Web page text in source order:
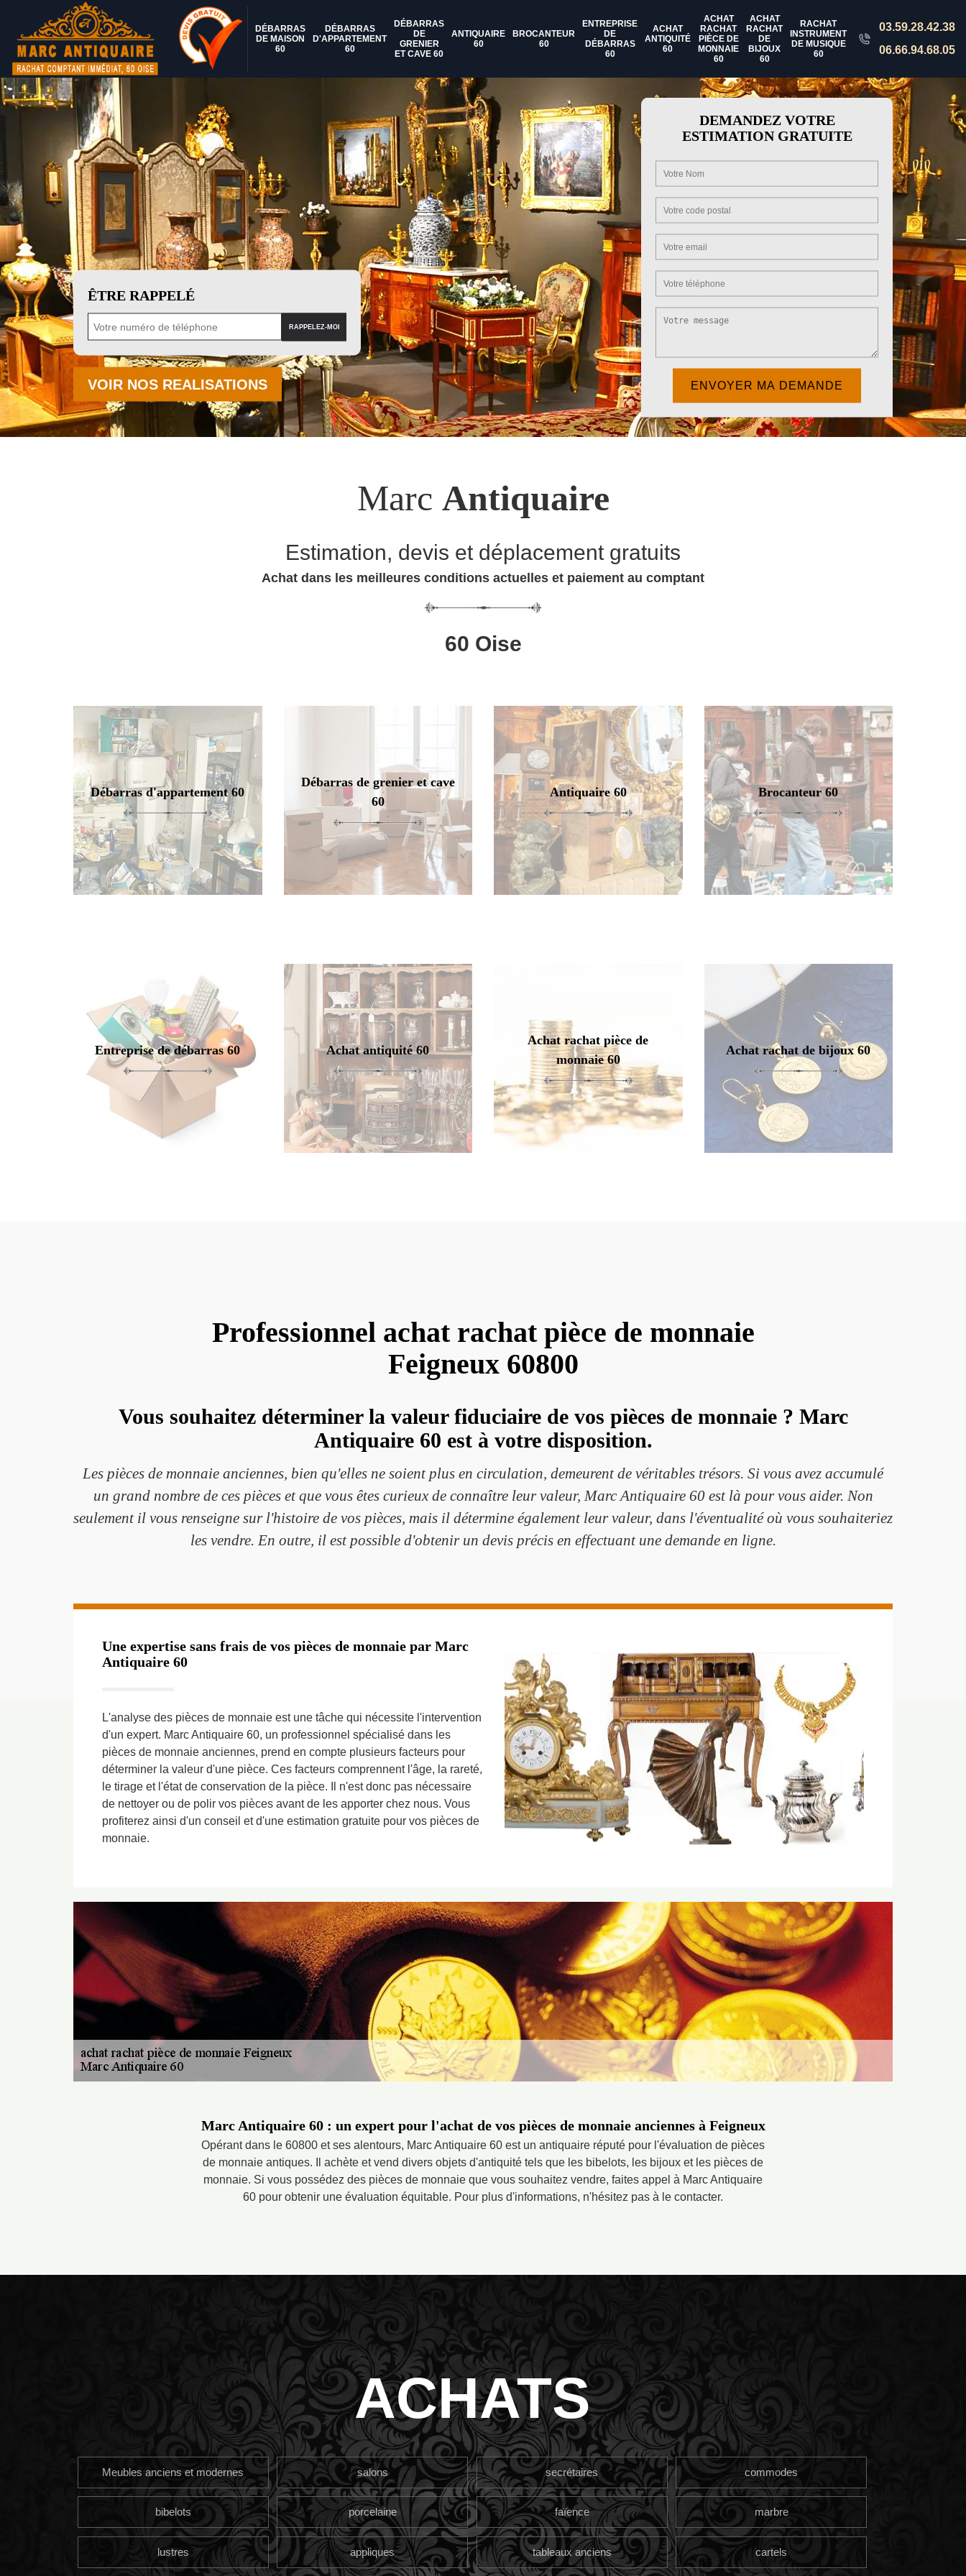
DÉBARRAS
DE MAISON
60
DÉBARRAS
D'APPARTEMENT
60
DÉBARRAS
DE
GRENIER
ET CAVE 60
ANTIQUAIRE
60
BROCANTEUR
60
ENTREPRISE
DE
DÉBARRAS
60
ACHAT
ANTIQUITÉ
60
ACHAT
RACHAT
PIÈCE DE
MONNAIE
60
ACHAT
RACHAT
DE
BIJOUX
60
RACHAT
INSTRUMENT
DE MUSIQUE
60
03.59.28.42.38
06.66.94.68.05
ÊTRE RAPPELÉ
VOIR NOS REALISATIONS
DEMANDEZ VOTRE
ESTIMATION GRATUITE
Marc Antiquaire
Estimation, devis et déplacement gratuits
Achat dans les meilleures conditions actuelles et paiement au comptant
60 Oise
Débarras d'appartement 60
Débarras de grenier et cave
60
Antiquaire 60 Brocanteur 60
Entreprise de débarras 60 Achat antiquité 60
Achat rachat pièce de
monnaie 60
Achat rachat de bijoux 60
Professionnel achat rachat pièce de monnaie
Feigneux 60800
Vous souhaitez déterminer la valeur fiduciaire de vos pièces de monnaie ? Marc
Antiquaire 60 est à votre disposition.
Les pièces de monnaie anciennes, bien qu'elles ne soient plus en circulation, demeurent de véritables trésors. Si vous avez accumulé
un grand nombre de ces pièces et que vous êtes curieux de connaître leur valeur, Marc Antiquaire 60 est là pour vous aider. Non
seulement il vous renseigne sur l'histoire de vos pièces, mais il détermine également leur valeur, dans l'éventualité où vous souhaiteriez
les vendre. En outre, il est possible d'obtenir un devis précis en effectuant une demande en ligne.
Une expertise sans frais de vos pièces de monnaie par Marc
Antiquaire 60
L'analyse des pièces de monnaie est une tâche qui nécessite l'intervention
d'un expert. Marc Antiquaire 60, un professionnel spécialisé dans les
pièces de monnaie anciennes, prend en compte plusieurs facteurs pour
déterminer la valeur d'une pièce. Ces facteurs comprennent l'âge, la rareté,
le tirage et l'état de conservation de la pièce. Il n'est donc pas nécessaire
de nettoyer ou de polir vos pièces avant de les apporter chez nous. Vous
profiterez ainsi d'un conseil et d'une estimation gratuite pour vos pièces de
monnaie.
Marc Antiquaire 60 : un expert pour l'achat de vos pièces de monnaie anciennes à Feigneux
Opérant dans le 60800 et ses alentours, Marc Antiquaire 60 est un antiquaire réputé pour l'évaluation de pièces
de monnaie antiques. Il achète et vend divers objets d'antiquité tels que les bibelots, les bijoux et les pièces de
monnaie. Si vous possédez des pièces de monnaie que vous souhaitez vendre, faites appel à Marc Antiquaire
60 pour obtenir une évaluation équitable. Pour plus d'informations, n'hésitez pas à le contacter.
ACHATS
Meubles anciens et modernes salons secrétaires commodes
bibelots porcelaine faïence marbre
lustres appliques tableaux anciens cartels